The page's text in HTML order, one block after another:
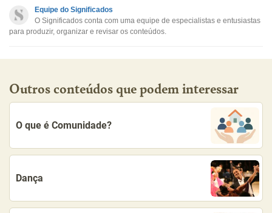
Este conteúdo não tem a informação que procuro
Outro
Equipe do Significados
O Significados conta com uma equipe de especialistas e entusiastas
para produzir, organizar e revisar os conteúdos.
Outros conteúdos que podem interessar
O que é Comunidade?
Dança